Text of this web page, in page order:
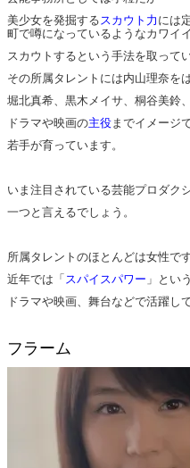
美少女を発掘するスカウト力 には
町で噂になっているようなカワイ
スカウトするという手法を取ってい
その所属タレントには内山理奈を
堀北真希、黒木メイサ、桐谷美鈴
ドラマや映画の主役までイメージ
若手が育っています。
いま注目されている芸能プロダク
一つと言えるでしょう。
所属タレントのほとんどは女性です
近年では「 スパイスパワー 」とい
ドラマや映画、舞台などで活躍し
フラーム